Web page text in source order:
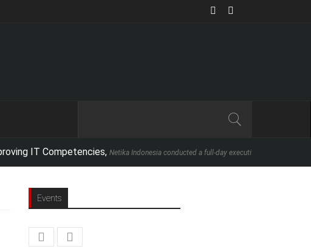
Netika Indonesia conducted a full-day executive seminar in partnership with
Events